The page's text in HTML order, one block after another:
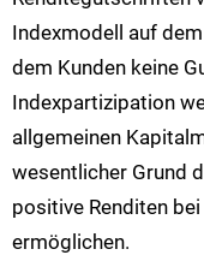
Indexmodell auf dem
dem Kunden keine
Indexpartizipation
allgemeinen
wesentlicher Grund
positive Renditen
ermöglichen.